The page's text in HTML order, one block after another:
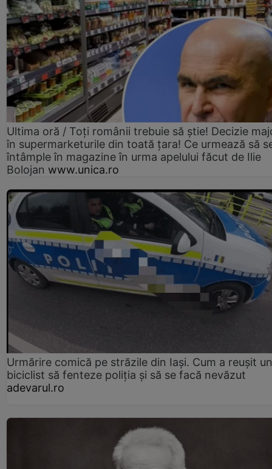
Ultima oră / Toți românii trebuie să știe! Decizie
în supermarketurile din toată țara! Ce urmează să
întâmple în magazine în urma apelului făcut de Ilie
Bolojan www.unica.ro
Urmărire comică pe străzile din Iași. Cum a reușit un
biciclist să fenteze poliția și să se facă nevăzut
adevarul.ro